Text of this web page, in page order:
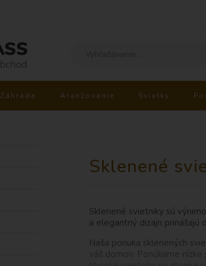
Záhrada Aranžovanie Sviatky
Sklenené
Sklenené svietniky sú
a elegantný dizajn
Naša ponuka sklenených